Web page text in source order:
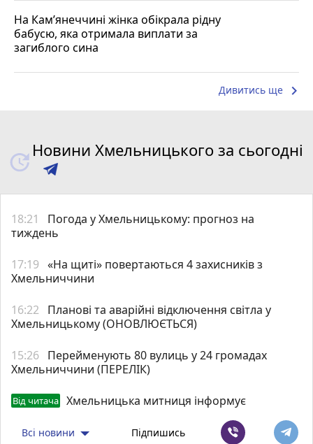
На Кам’янеччині жінка обікрала рідну
бабусю, яка отримала виплати за
загиблого сина
Дивитись ще keyboard_arrow_right
Новини Хмельницького за сьогодні
18:21
Погода у Хмельницькому: прогноз на
тиждень
17:19 «На щиті» повертаються 4 захисників з
Хмельниччини
16:22
Планові та аварійні відключення світла у
Хмельницькому (ОНОВЛЮЄТЬСЯ)
15:26 Перейменують 80 вулиць у 24 громадах
Хмельниччини (ПЕРЕЛІК)
Від читача Хмельницька митниця інформує
Всі новини Підпишись